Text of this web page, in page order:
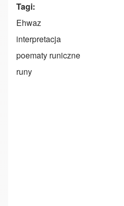
Tagi
Ehwaz
interpretacja
poematy runiczne
runy